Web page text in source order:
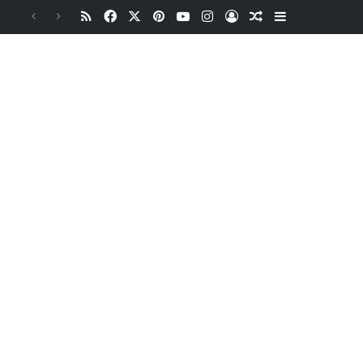
RSSFacebookPinterestYouTubeInstagramOturum aç
Rastgele Makale
Kenar